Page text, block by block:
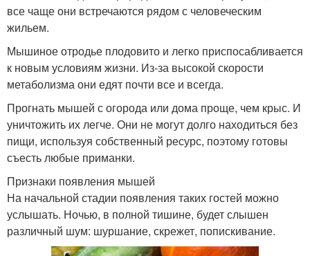
все чаще они встречаются рядом с человеческим
жильем.
Мышиное отродье плодовито и легко приспосабливается
к новым условиям жизни. Из-за высокой скорости
метаболизма они едят почти все и всегда.
Прогнать мышей с огорода или дома проще, чем крыс. И
уничтожить их легче. Они не могут долго находиться без
пищи, используя собственный ресурс, поэтому готовы
съесть любые приманки.
Признаки появления мышей
На начальной стадии появления таких гостей можно
услышать. Ночью, в полной тишине, будет слышен
различный шум: шуршание, скрежет, попискивание.